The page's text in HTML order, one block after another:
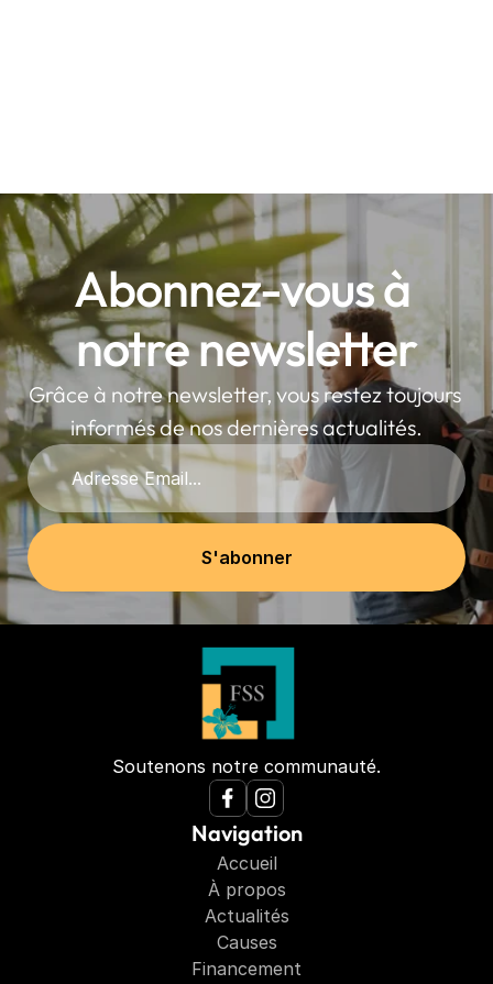
Abonnez-vous à
notre newsletter
Grâce à notre newsletter, vous restez toujours
informés de nos dernières actualités.
Soutenons notre communauté.
Navigation
Accueil
À propos
Actualités
Causes
Financement